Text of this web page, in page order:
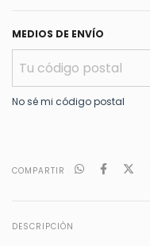
MEDIOS DE ENVÍO
No sé mi código postal
COMPARTIR
DESCRIPCIÓN